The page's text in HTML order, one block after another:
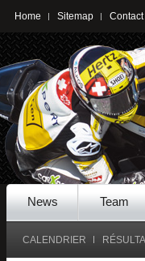
Home Sitemap Contact
News Team
CALENDRIER